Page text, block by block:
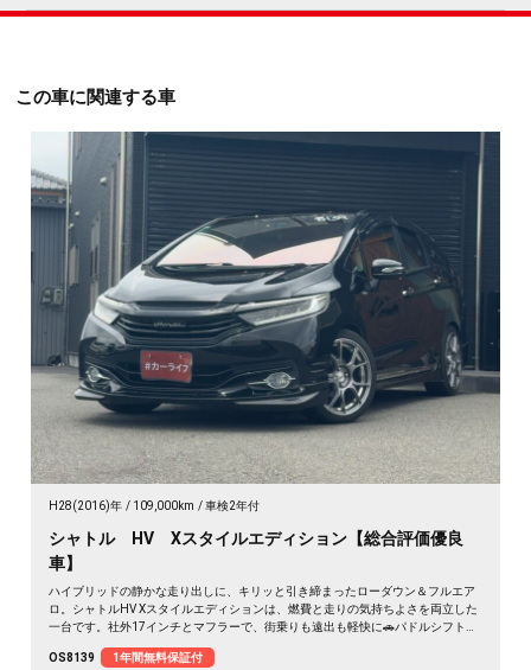
この車に関連する車
H28(2016)年 109,000km 車検2年付
シャトル HV Xスタイルエディション【総合評価優良
車】
ハイブリッドの静かな走り出しに、キリッと引き締まったローダウン＆フルエア
ロ。シャトルHV Xスタイルエディションは、燃費と走りの気持ちよさを両立した
一台です。社外17インチとマフラーで、街乗りも遠出も軽快に🚗パドルシフトで
心。仕事帰りにふらっと寄り道、休日は荷物を積んでロングドライブへ✨走りに
OS8139 1年間無料保証付